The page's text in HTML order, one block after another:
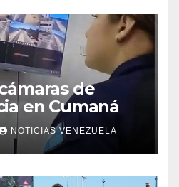
de
en Cumaná
NOTICIAS VENEZUELA